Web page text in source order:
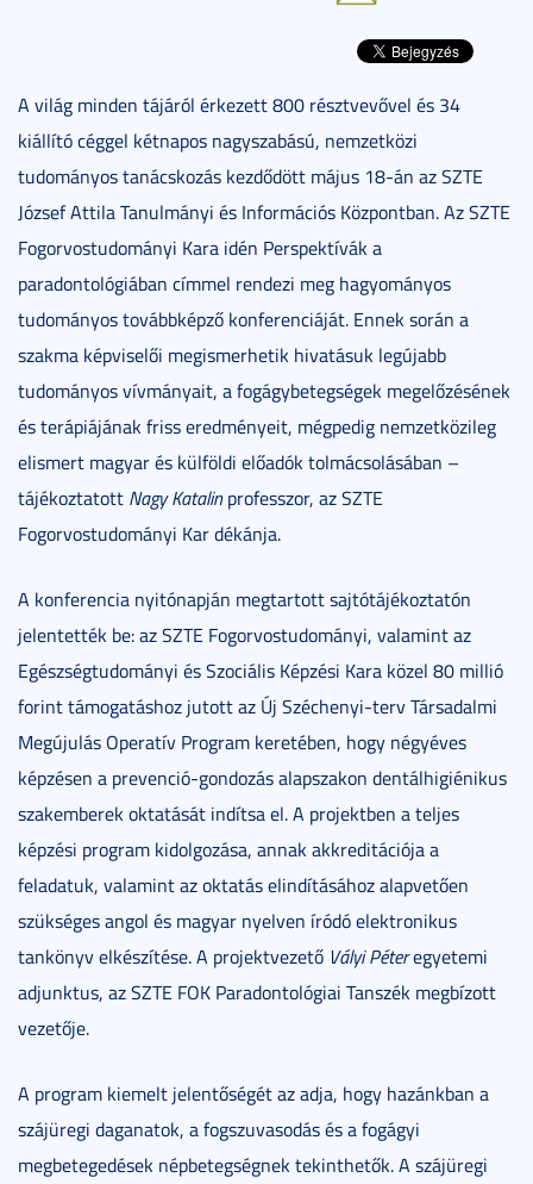
A világ minden tájáról érkezett 800 résztvevővel és 34
kiállító céggel kétnapos nagyszabású, nemzetközi
tudományos tanácskozás kezdődött május 18-án az SZTE
József Attila Tanulmányi és Információs Központban. Az SZTE
Fogorvostudományi Kara idén Perspektívák a
paradontológiában címmel rendezi meg hagyományos
tudományos továbbképző konferenciáját. Ennek során a
szakma képviselői megismerhetik hivatásuk legújabb
tudományos vívmányait, a fogágybetegségek megelőzésének
és terápiájának friss eredményeit, mégpedig nemzetközileg
elismert magyar és külföldi előadók tolmácsolásában –
tájékoztatott Nagy Katalinprofesszor, az SZTE
Fogorvostudományi Kar dékánja.
A konferencia nyitónapján megtartott sajtótájékoztatón
jelentették be: az SZTE Fogorvostudományi, valamint az
Egészségtudományi és Szociális Képzési Kara közel 80 millió
forint támogatáshoz jutott az Új Széchenyi-terv Társadalmi
Megújulás Operatív Program keretében, hogy négyéves
képzésen a prevenció-gondozás alapszakon dentálhigiénikus
szakemberek oktatását indítsa el. A projektben a teljes
képzési program kidolgozása, annak akkreditációja a
feladatuk, valamint az oktatás elindításához alapvetően
szükséges angol és magyar nyelven íródó elektronikus
tankönyv elkészítése. A projektvezető Vályi Péteregyetemi
adjunktus, az SZTE FOK Paradontológiai Tanszék megbízott
vezetője.
A program kiemelt jelentőségét az adja, hogy hazánkban a
szájüregi daganatok, a fogszuvasodás és a fogágyi
megbetegedések népbetegségnek tekinthetők. A szájüregi